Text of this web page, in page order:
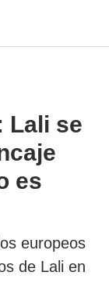
Lali se
es
europeos
de Lali en